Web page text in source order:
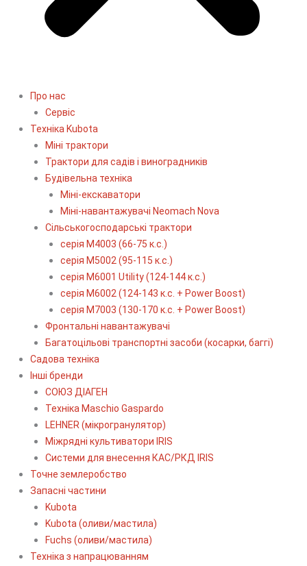
Про нас
Сервіс
Технiка Kubota
Міні трактори
Трактори для садів і виноградників
Будівельна техніка
Міні-екскаватори
Міні-навантажувачі Neomach Nova
Сільськогосподарські трактори
серія М4003 (66-75 к.с.)
серія М5002 (95-115 к.с.)
серія M6001 Utility (124-144 к.с.)
серія М6002 (124-143 к.с. + Power Boost)
серія М7003 (130-170 к.с. + Power Boost)
Фронтальні навантажувачі
Багатоцільові транспортні засоби (косарки, баггі)
Садова техніка
Інші бренди
СОЮЗ ДІАГЕН
Техніка Maschio Gaspardo
LEHNER (мікрогранулятор)
Міжрядні культиватори IRIS
Системи для внесення КАС/РКД IRIS
Точне землеробство
Запасні частини
Kubota
Kubota (оливи/мастила)
Fuchs (оливи/мастила)
Техніка з напрацюванням